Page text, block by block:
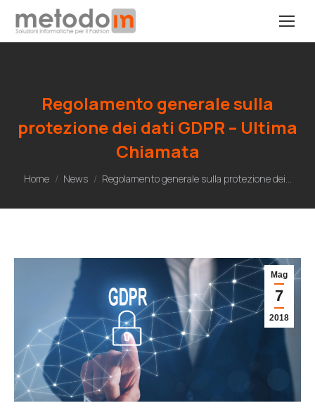
Regolamento generale sulla
protezione dei dati GDPR – Ultima
Chiamata
Tu sei qui:
Home News Regolamento generale sulla protezione dei…
Mag
7
2018